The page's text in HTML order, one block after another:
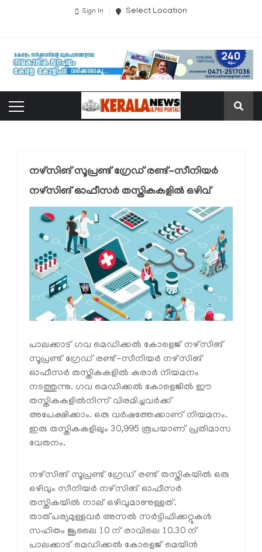
Sign In Select Location
നഴ്‌സിങ് സൂപ്രണ്ട് ഗ്രേഡ് രണ്ട്-സീനിയര്‍
നഴ്‌സിങ് ഓഫീസര്‍ തസ്തികകളില്‍ ഒഴിവ്
പാലക്കാട് ഗവ മെഡിക്കല്‍ കോളെജ് നഴ്‌സിങ്
സൂപ്രണ്ട് ഗ്രേഡ് രണ്ട്-സീനിയര്‍ നഴ്‌സിങ്
ഓഫീസര്‍ തസ്തികകളില്‍ കരാര്‍ നിയമനം
നടത്തുന്നു. ഗവ മെഡിക്കല്‍ കോളെജില്‍ ഈ
തസ്തികകളില്‍നിന്ന് വിരമിച്ചവര്‍ക്ക്
അപേക്ഷിക്കാം. ഒരു വര്‍ഷത്തേക്കാണ് നിയമനം.
ഇരു തസ്തികകളിലും 30,995 രൂപയാണ് പ്രതിമാസ
വേതനം.
നഴ്‌സിങ് സൂപ്രണ്ട് ഗ്രേഡ് രണ്ട് തസ്തികയില്‍ ഒരു
ഒഴിവും സീനിയര്‍ നഴ്‌സിങ് ഓഫീസര്‍
തസ്തികയില്‍ നാല് ഒഴിവുമാണുള്ളത്.
താത്പര്യമുള്ളവര്‍ അസല്‍ സര്‍ട്ടിഫിക്കറ്റുകള്‍
സഹിതം ജൂലൈ 10 ന് രാവിലെ 10.30 ന്
പാലക്കാട് മെഡിക്കല്‍ കോളെജ് മെയിന്‍